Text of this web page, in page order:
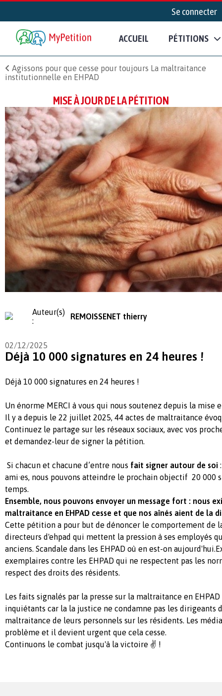
Se connecter
ACCUEIL PÉTITIONS
Agissons pour que cesse pour toujours La maltraitance
institutionnelle en EHPAD
MISE À JOUR DE LA PÉTITION
Auteur(s)
:
REMOISSENET thierry
02/12/2025
Déjà 10 000 signatures en 24 heures !
Déjà 10 000 signatures en 24 heures !
Un énorme MERCI à vous qui nous soutenez depuis la
Il y a depuis le 22 juillet 2025, 44 actes de maltraitance
Continuez le partage sur les réseaux sociaux, avec vos
et demandez-leur de signer la pétition.
Si chacun et chacune d’entre nous fait signer autour de soi
ami·es, nous pouvons atteindre le prochain objectif 20 000
temps.
Ensemble, nous pouvons envoyer un message fort : nous
maltraitance en EHPAD cesse et que nos aînés aient de la
Cette pétition a pour but de dénoncer le comportement de
directeurs d'ehpad qui mettent la pression à ses employés
anciens. Scandale dans les EHPAD où en est-on
exemplaires contre les EHPAD qui ne respectent pas les
respect des droits des résidents.
Les faits signalés par la presse sur la maltraitance en
inquiétants car la la justice ne condamne pas les dirigeants
maltraitance de leurs personnels sur les résidents. Les
problème et il devient urgent que cela cesse.
Continuons le combat jusqu'à la victoire ✌ !